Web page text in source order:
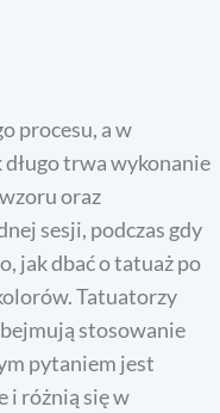
procesu, a w
trwa wykonanie
oraz
sesji, podczas gdy
jak dbać o tatuaż po
Tatuatorzy
stosowanie
pytaniem jest
i różnią się w